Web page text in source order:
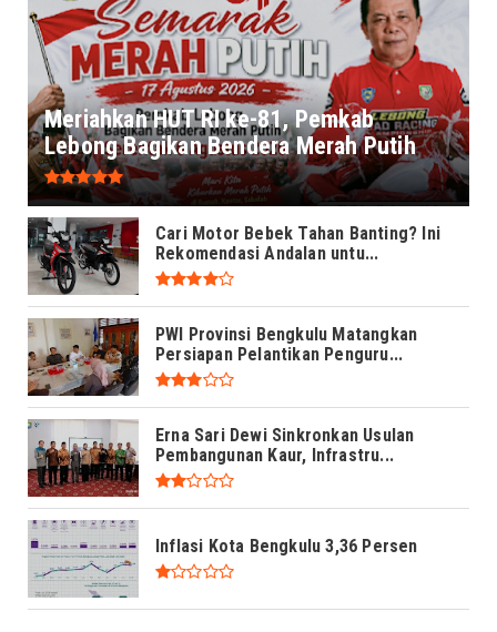
Meriahkan HUT RI ke-81, Pemkab
Lebong Bagikan Bendera Merah Putih
Cari Motor Bebek Tahan Banting? Ini
Rekomendasi Andalan untu...
PWI Provinsi Bengkulu Matangkan
Persiapan Pelantikan Penguru...
Erna Sari Dewi Sinkronkan Usulan
Pembangunan Kaur, Infrastru...
Inflasi Kota Bengkulu 3,36 Persen